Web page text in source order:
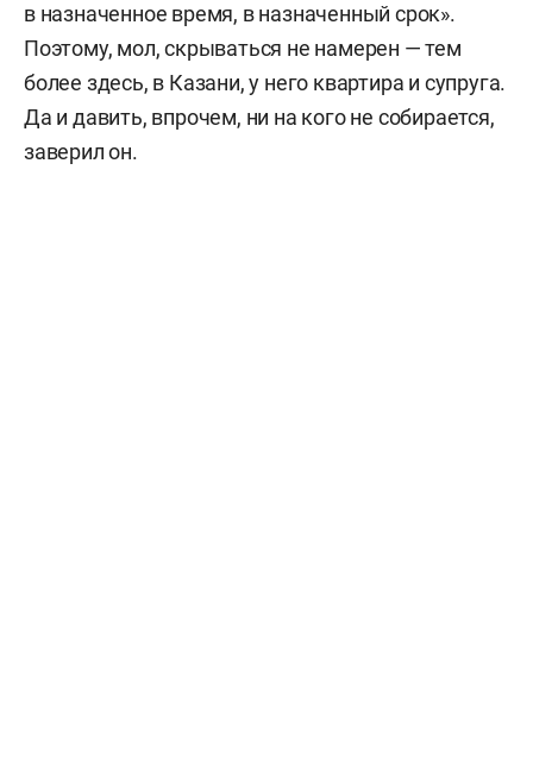
в назначенное время, в назначенный срок».
Поэтому, мол, скрываться не намерен — тем
более здесь, в Казани, у него квартира и супруга.
Да и давить, впрочем, ни на кого не собирается,
заверил он.